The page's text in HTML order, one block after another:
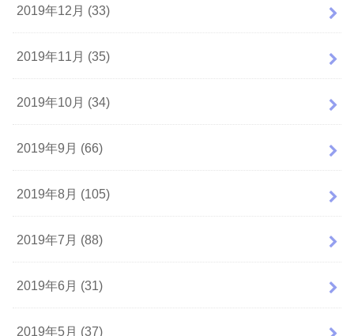
2019年12月 (33)
2019年11月 (35)
2019年10月 (34)
2019年9月 (66)
2019年8月 (105)
2019年7月 (88)
2019年6月 (31)
2019年5月 (37)